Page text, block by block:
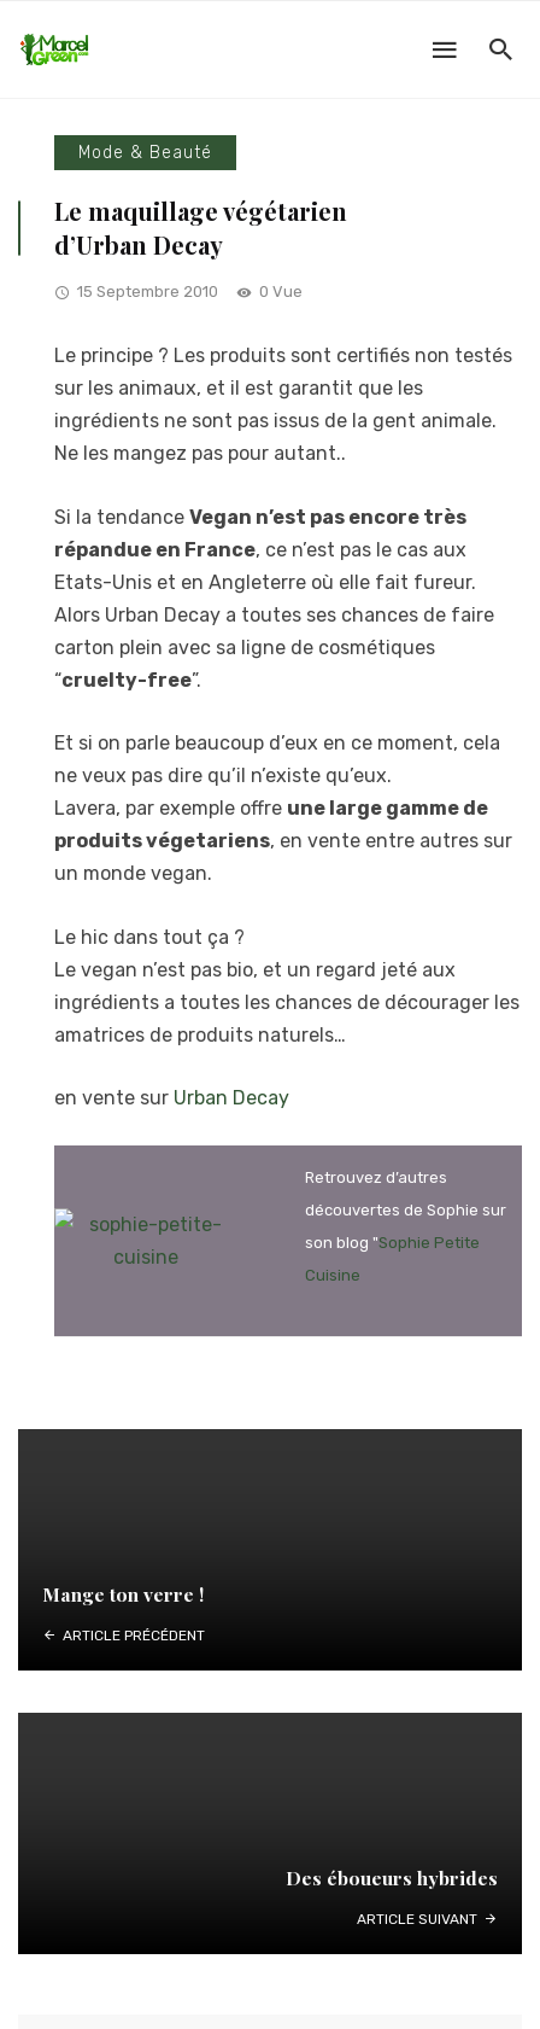
Mode & Beauté
Le maquillage végétarien
d’Urban Decay
15 Septembre 2010 0 Vue
Le principe ? Les produits sont certifiés non testés
sur les animaux, et il est garantit que les
ingrédients ne sont pas issus de la gent animale.
Ne les mangez pas pour autant..
Si la tendance Vegan n’est pas encore très
répandue en France, ce n’est pas le cas aux
Etats-Unis et en Angleterre où elle fait fureur.
Alors Urban Decay a toutes ses chances de faire
carton plein avec sa ligne de cosmétiques
“cruelty-free”.
Et si on parle beaucoup d’eux en ce moment, cela
ne veux pas dire qu’il n’existe qu’eux.
Lavera, par exemple offre une large gamme de
produits végetariens, en vente entre autres sur
un monde vegan.
Le hic dans tout ça ?
Le vegan n’est pas bio, et un regard jeté aux
ingrédients a toutes les chances de décourager les
amatrices de produits naturels…
en vente sur Urban Decay
Retrouvez d’autres
découvertes de Sophie sur
son blog "Sophie Petite
Cuisine
Mange ton verre !
ARTICLE PRÉCÉDENT
Des éboueurs hybrides
ARTICLE SUIVANT